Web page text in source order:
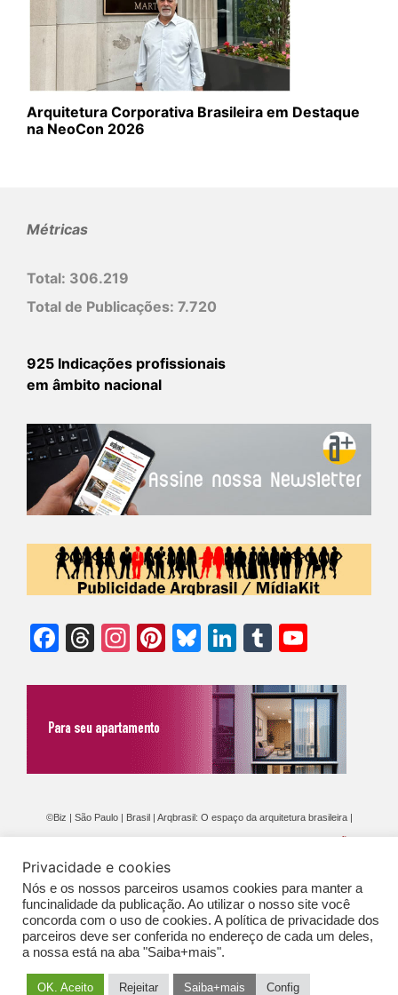
Arquitetura Corporativa Brasileira em Destaque
na NeoCon 2026
Métricas
Total: 306.219
Total de Publicações: 7.720
925 Indicações profissionais
em âmbito nacional
Facebook
Threads
Instagram
Pinterest
Bluesky
LinkedIn
Tumblr
©Biz | São Paulo | Brasil | Arqbrasil: O espaço da arquitetura brasileira |
GERAIS DE PUBLICAÇÃO (CGP
Privacidade e cookies
Nós e os nossos parceiros usamos cookies para manter a
funcinalidade da publicação. Ao utilizar o nosso site você
concorda com o uso de cookies. A política de privacidade dos
parceiros deve ser conferida no endereço de cada um deles,
a nossa está na aba "Saiba+mais".
OK. Aceito Rejeitar Saiba+mais Config